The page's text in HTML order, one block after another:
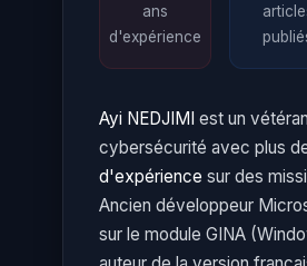
ans
d'expérience
Ayi NEDJIMI est un
cybersécurité avec plus
d'expérience sur des
Ancien développeur
sur le module GINA